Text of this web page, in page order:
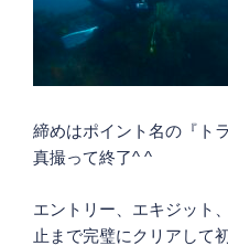
締めはポイント名の『ト
真撮って終了^ ^
エントリー、エキジット
止まで完璧にクリアして